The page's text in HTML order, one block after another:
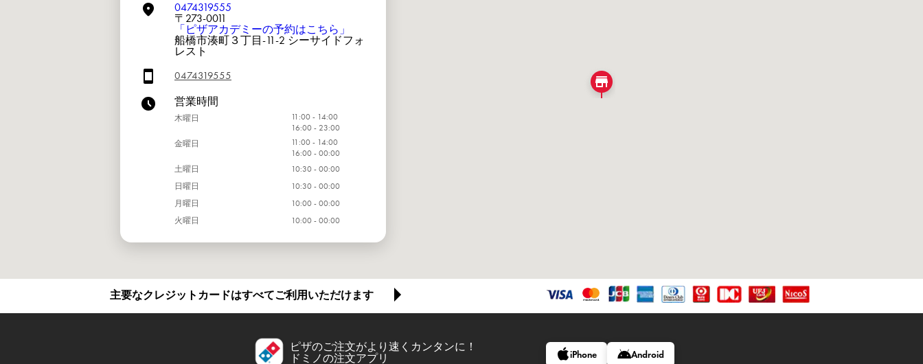
0474319555
〒273-0011
「ピザアカデミーの予約はこちら」
船橋市湊町３丁目-11-2 シーサイドフォ
レスト
0474319555
営業時間
木曜日
11:00 - 14:00
16:00 - 23:00
金曜日
11:00 - 14:00
16:00 - 00:00
土曜日
10:30 - 00:00
日曜日
10:30 - 00:00
月曜日
10:00 - 00:00
火曜日
10:00 - 00:00
主要なクレジットカードはすべてご利用いただけます
ピザのご注文がより速くカンタンに！
ドミノの注文アプリ
iPhone Android